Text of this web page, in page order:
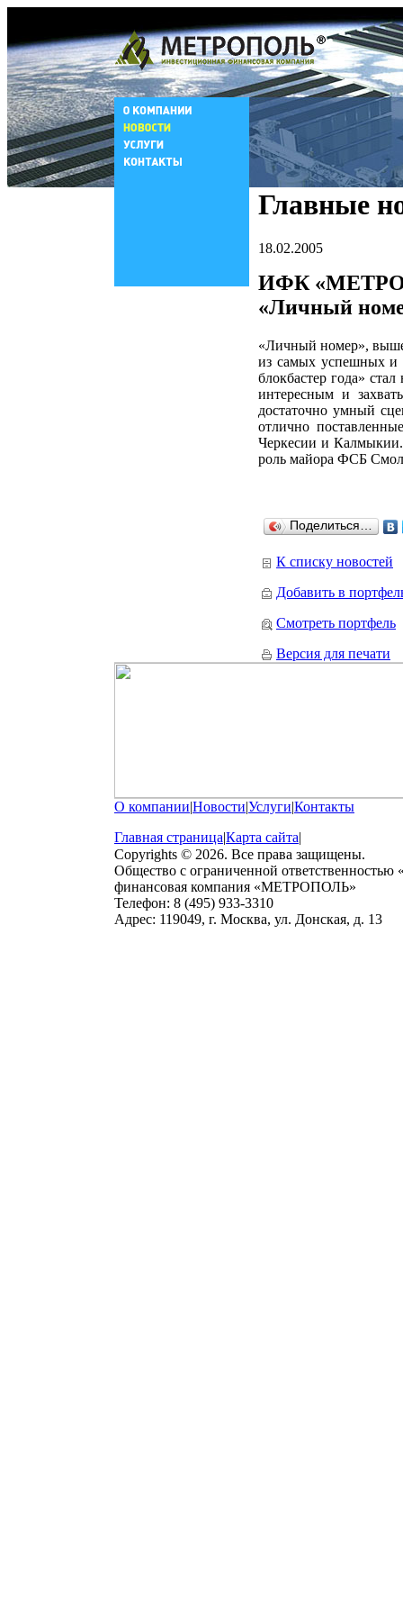
Главные
18.02.2005
ИФК
«Личный
«Личный номер»,
из самых успешных и
блокбастер года»
интересным и
достаточно умный
отлично
Черкесии и
роль майора ФСБ
Поделиться…
К списку новостей
Добавить в
Смотреть портфель
Версия для печати
О компании|Новости|Услуги|Контакты
Главная страница|Карта сайта|
Copyrights © 2026. Все права защищены.
Общество с ограниченной ответственностью
финансовая компания «МЕТРОПОЛЬ»
Телефон: 8 (495) 933-3310
Адрес: 119049, г. Москва, ул. Донская, д. 13